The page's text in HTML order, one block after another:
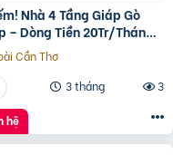
Nhà 4 Tầng Giáp Gò
– Dòng Tiền 20Tr/Tháng
Lai Ra Mặt Tiền 12M
Cần Thơ
3 tháng
3
hệ